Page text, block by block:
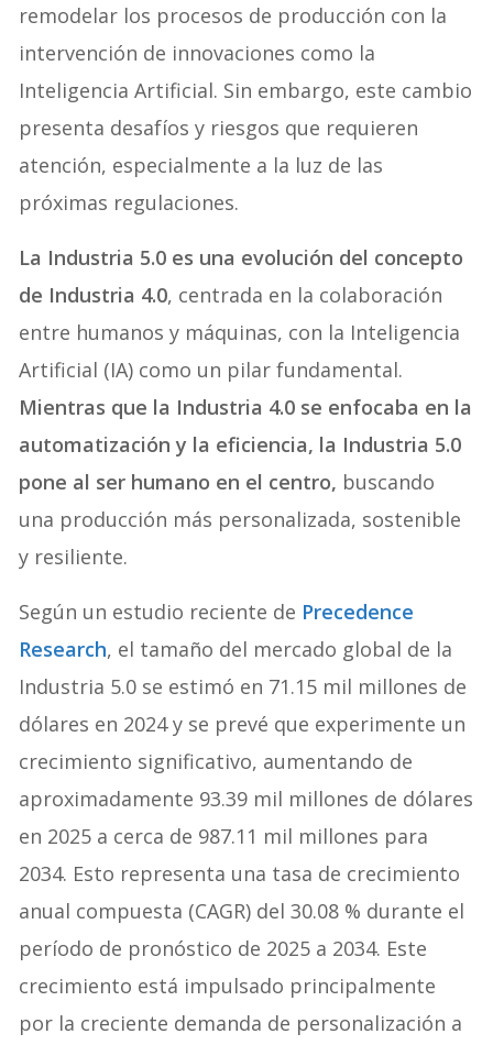
remodelar los procesos de producción con la
intervención de innovaciones como la
Inteligencia Artificial. Sin embargo, este cambio
presenta desafíos y riesgos que requieren
atención, especialmente a la luz de las
próximas regulaciones.
La Industria 5.0 es una evolución del concepto
de Industria 4.0, centrada en la colaboración
entre humanos y máquinas, con la Inteligencia
Artificial (IA) como un pilar fundamental.
Mientras que la Industria 4.0 se enfocaba en la
automatización y la eficiencia, la Industria 5.0
pone al ser humano en el centro, buscando
una producción más personalizada, sostenible
y resiliente.
Según un estudio reciente de Precedence
Research, el tamaño del mercado global de la
Industria 5.0 se estimó en 71.15 mil millones de
dólares en 2024 y se prevé que experimente un
crecimiento significativo, aumentando de
aproximadamente 93.39 mil millones de dólares
en 2025 a cerca de 987.11 mil millones para
2034. Esto representa una tasa de crecimiento
anual compuesta (CAGR) del 30.08 % durante el
período de pronóstico de 2025 a 2034. Este
crecimiento está impulsado principalmente
por la creciente demanda de personalización a